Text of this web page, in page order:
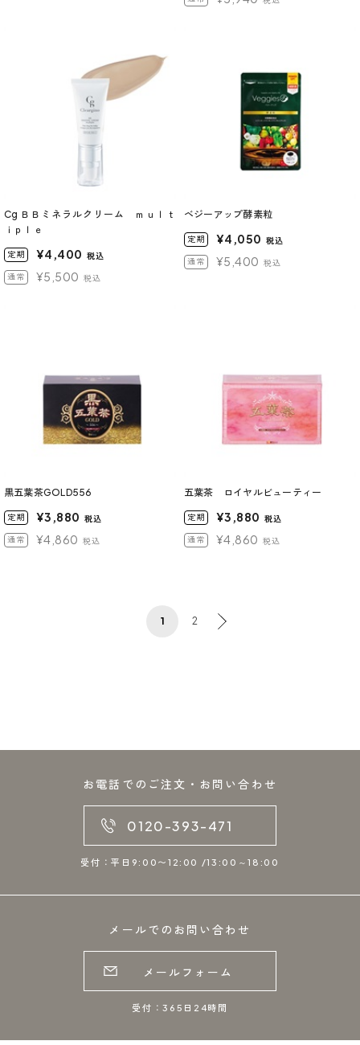
Cg ＢＢミネラルクリーム ｍｕｌｔ
ｉｐｌｅ
定期 ¥4,400 税込
通常 ¥5,500 税込
ベジーアップ酵素粒
定期 ¥4,050 税込
通常 ¥5,400 税込
黒五葉茶GOLD556
定期 ¥3,880 税込
通常 ¥4,860 税込
五葉茶 ロイヤルビューティー
定期 ¥3,880 税込
通常 ¥4,860 税込
1 2
お電話でのご注文・お問い合わせ
0120-393-471
受付：平日9:00〜12:00 /13:00～18:00
メールでのお問い合わせ
メールフォーム
受付：365日24時間